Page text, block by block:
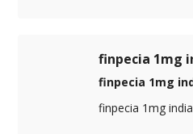
finpecia 1mg
finpecia 1mg
finpecia 1mg india